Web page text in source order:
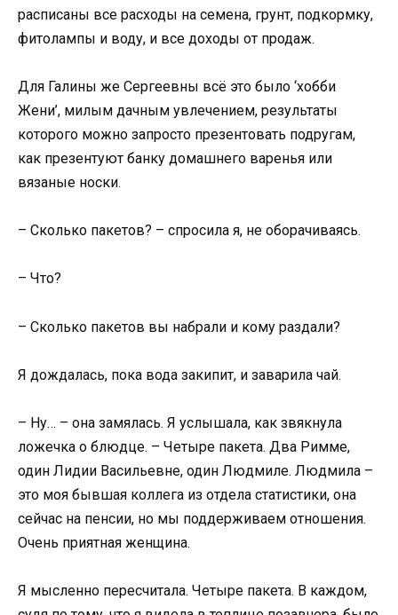
расписаны все расходы на семена, грунт, подкормку,
фитолампы и воду, и все доходы от продаж.
Для Галины же Сергеевны всё это было ‘хобби
Жени’, милым дачным увлечением, результаты
которого можно запросто презентовать подругам,
как презентуют банку домашнего варенья или
вязаные носки.
– Сколько пакетов? – спросила я, не оборачиваясь.
– Что?
– Сколько пакетов вы набрали и кому раздали?
Я дождалась, пока вода закипит, и заварила чай.
– Ну… – она замялась. Я услышала, как звякнула
ложечка о блюдце. – Четыре пакета. Два Римме,
один Лидии Васильевне, один Людмиле. Людмила –
это моя бывшая коллега из отдела статистики, она
сейчас на пенсии, но мы поддерживаем отношения.
Очень приятная женщина.
Я мысленно пересчитала. Четыре пакета. В каждом,